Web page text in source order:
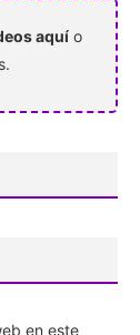
aquí o
en este